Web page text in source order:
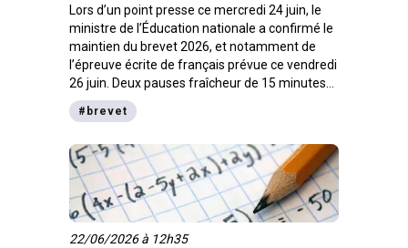
Lors d’un point presse ce mercredi 24 juin, le
ministre de l’Éducation nationale a confirmé le
maintien du brevet 2026, et notamment de
l’épreuve écrite de français prévue ce vendredi
26 juin. Deux pauses fraîcheur de 15 minutes
seront en revanche aménagées.
# brevet
22/06/2026 à 12h35